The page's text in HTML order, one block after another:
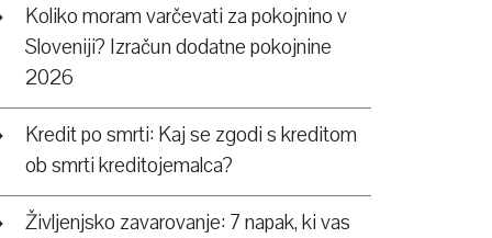
Koliko moram varčevati za pokojnino v
Sloveniji? Izračun dodatne pokojnine
2026
Kredit po smrti: Kaj se zgodi s kreditom
ob smrti kreditojemalca?
Življenjsko zavarovanje: 7 napak, ki vas